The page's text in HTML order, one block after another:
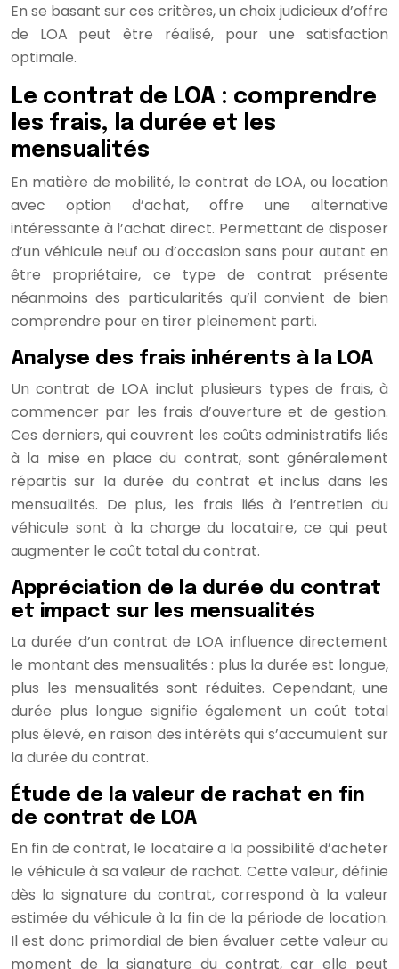
En se basant sur ces critères, un choix judicieux d’offre
de LOA peut être réalisé, pour une satisfaction
optimale.
Le contrat de LOA : comprendre
les frais, la durée et les
mensualités
En matière de mobilité, le contrat de LOA, ou location
avec option d’achat, offre une alternative
intéressante à l’achat direct. Permettant de disposer
d’un véhicule neuf ou d’occasion sans pour autant en
être propriétaire, ce type de contrat présente
néanmoins des particularités qu’il convient de bien
comprendre pour en tirer pleinement parti.
Analyse des frais inhérents à la LOA
Un contrat de LOA inclut plusieurs types de frais, à
commencer par les frais d’ouverture et de gestion.
Ces derniers, qui couvrent les coûts administratifs liés
à la mise en place du contrat, sont généralement
répartis sur la durée du contrat et inclus dans les
mensualités. De plus, les frais liés à l’entretien du
véhicule sont à la charge du locataire, ce qui peut
augmenter le coût total du contrat.
Appréciation de la durée du contrat
et impact sur les mensualités
La durée d’un contrat de LOA influence directement
le montant des mensualités : plus la durée est longue,
plus les mensualités sont réduites. Cependant, une
durée plus longue signifie également un coût total
plus élevé, en raison des intérêts qui s’accumulent sur
la durée du contrat.
Étude de la valeur de rachat en fin
de contrat de LOA
En fin de contrat, le locataire a la possibilité d’acheter
le véhicule à sa valeur de rachat. Cette valeur, définie
dès la signature du contrat, correspond à la valeur
estimée du véhicule à la fin de la période de location.
Il est donc primordial de bien évaluer cette valeur au
moment de la signature du contrat, car elle peut